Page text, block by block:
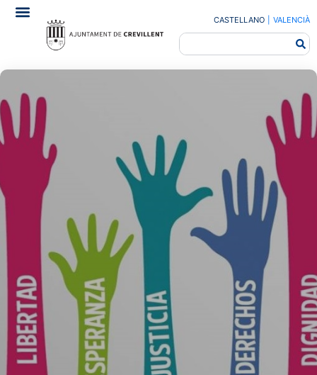
CASTELLANO VALENCIÀ